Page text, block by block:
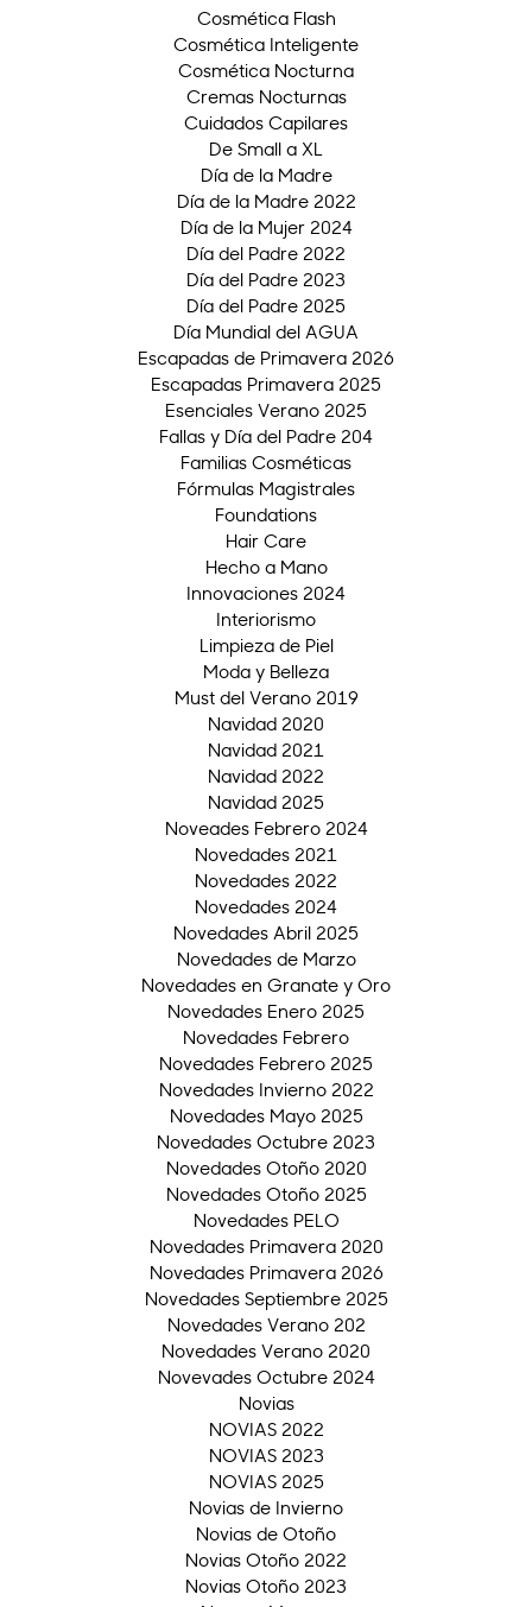
Cosmética Flash
Cosmética Inteligente
Cosmética Nocturna
Cremas Nocturnas
Cuidados Capilares
De Small a XL
Día de la Madre
Día de la Madre 2022
Día de la Mujer 2024
Día del Padre 2022
Día del Padre 2023
Día del Padre 2025
Día Mundial del AGUA
Escapadas de Primavera 2026
Escapadas Primavera 2025
Esenciales Verano 2025
Fallas y Día del Padre 204
Familias Cosméticas
Fórmulas Magistrales
Foundations
Hair Care
Hecho a Mano
Innovaciones 2024
Interiorismo
Limpieza de Piel
Moda y Belleza
Must del Verano 2019
Navidad 2020
Navidad 2021
Navidad 2022
Navidad 2025
Noveades Febrero 2024
Novedades 2021
Novedades 2022
Novedades 2024
Novedades Abril 2025
Novedades de Marzo
Novedades en Granate y Oro
Novedades Enero 2025
Novedades Febrero
Novedades Febrero 2025
Novedades Invierno 2022
Novedades Mayo 2025
Novedades Octubre 2023
Novedades Otoño 2020
Novedades Otoño 2025
Novedades PELO
Novedades Primavera 2020
Novedades Primavera 2026
Novedades Septiembre 2025
Novedades Verano 202
Novedades Verano 2020
Novevades Octubre 2024
Novias
NOVIAS 2022
NOVIAS 2023
NOVIAS 2025
Novias de Invierno
Novias de Otoño
Novias Otoño 2022
Novias Otoño 2023